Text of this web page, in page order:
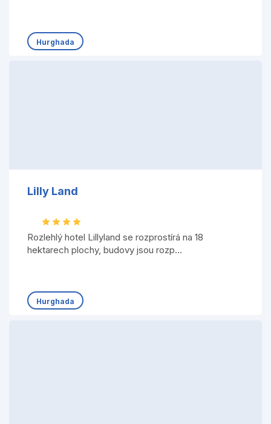
Hurghada
Lilly Land
Rozlehlý hotel Lillyland se rozprostírá na 18
hektarech plochy, budovy jsou rozp...
Hurghada